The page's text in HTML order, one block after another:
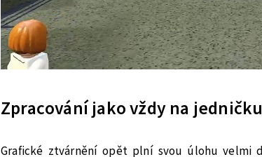
Zpracování jako vždy na jedničku
Grafické ztvárnění opět plní svou úlohu velmi